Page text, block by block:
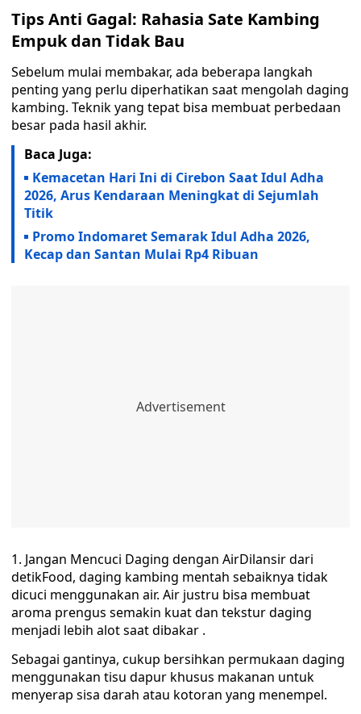
Tips Anti Gagal: Rahasia Sate Kambing
Empuk dan Tidak Bau
Sebelum mulai membakar, ada beberapa langkah
penting yang perlu diperhatikan saat mengolah daging
kambing. Teknik yang tepat bisa membuat perbedaan
besar pada hasil akhir.
Baca Juga:
Kemacetan Hari Ini di Cirebon Saat Idul Adha
2026, Arus Kendaraan Meningkat di Sejumlah
Titik
Promo Indomaret Semarak Idul Adha 2026,
Kecap dan Santan Mulai Rp4 Ribuan
1. Jangan Mencuci Daging dengan AirDilansir dari
detikFood, daging kambing mentah sebaiknya tidak
dicuci menggunakan air. Air justru bisa membuat
aroma prengus semakin kuat dan tekstur daging
menjadi lebih alot saat dibakar .
Sebagai gantinya, cukup bersihkan permukaan daging
menggunakan tisu dapur khusus makanan untuk
menyerap sisa darah atau kotoran yang menempel.